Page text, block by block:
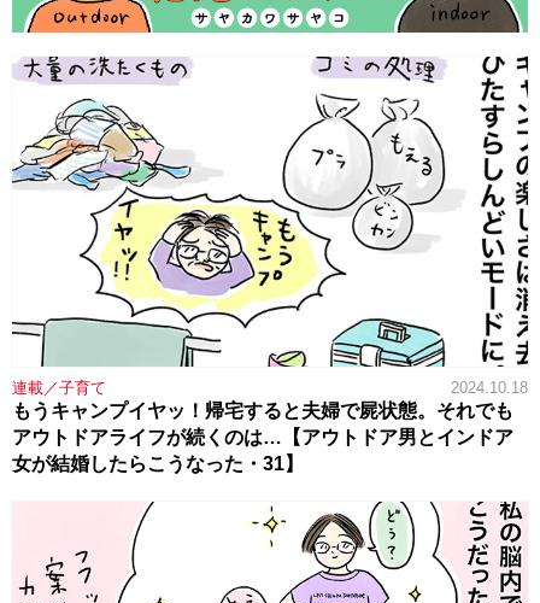
連載／子育て 2024.10.18
もうキャンプイヤッ！帰宅すると夫婦で屍状態。それでも
アウトドアライフが続くのは…【アウトドア男とインドア
女が結婚したらこうなった・31】